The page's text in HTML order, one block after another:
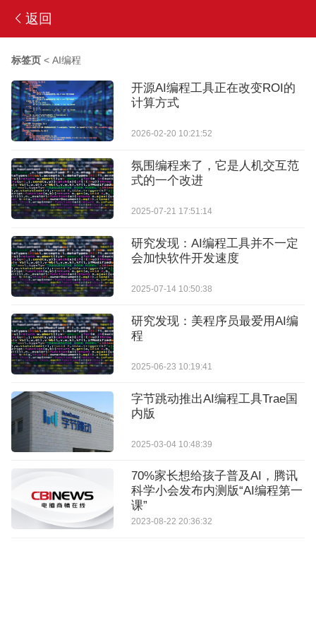
返回
标签页< AI编程
开源AI编程工具正在改变ROI的
计算方式
2026-02-20 10:21:52
氛围编程来了，它是人机交互范
式的一个改进
2025-07-21 17:51:14
研究发现：AI编程工具并不一定
会加快软件开发速度
2025-07-14 10:50:38
研究发现：美程序员最爱用AI编
程
2025-06-23 10:19:41
字节跳动推出AI编程工具Trae国
内版
2025-03-04 10:48:39
70%家长想给孩子普及AI，腾讯
科学小会发布内测版“AI编程第一
课”
2023-08-22 20:36:32